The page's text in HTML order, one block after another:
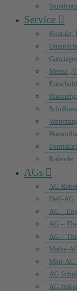
Service
Kontakt,
Mensa
Kalender
AGs
AG
Delf-AG
AG –
AG –
AG –
Mathe-
Mint-AG
AG
AG